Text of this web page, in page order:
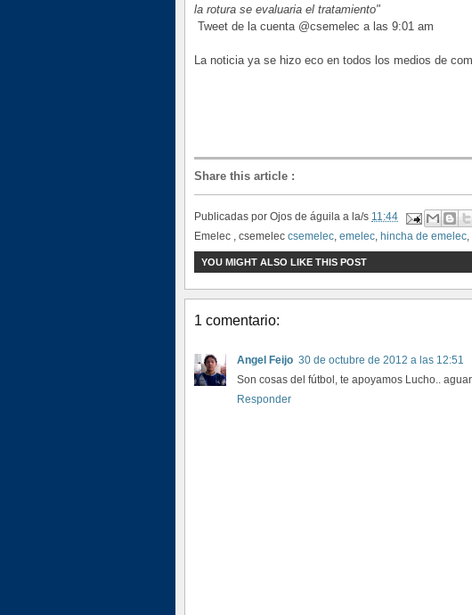
la rotura se evaluaria el tratamiento"
Tweet de la cuenta @csemelec a las 9:01 am
La noticia ya se hizo eco en todos los medios de
Share this article :
Publicadas por Ojos de águila a la/s 11:44
Emelec , csemelec csemelec, emelec, hincha de emelec,
YOU MIGHT ALSO LIKE THIS POST
1 comentario:
Angel Feijo 30 de octubre de 2012 a las 12:51
Son cosas del fútbol, te apoyamos Lucho..
Responder